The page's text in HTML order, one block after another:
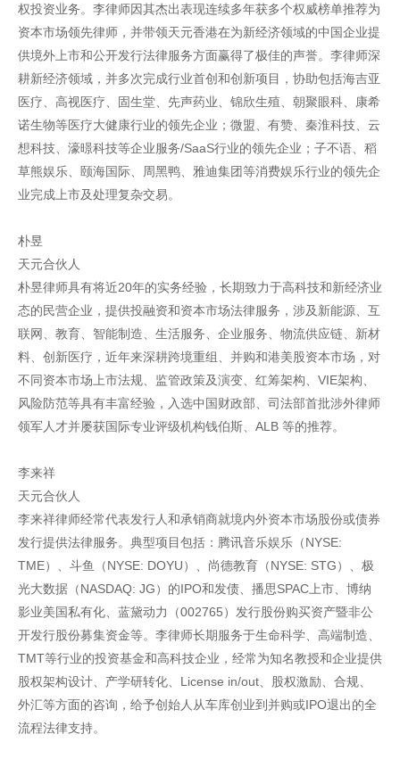
权投资业务。李律师因其杰出表现连续多年获多个权威榜单推荐为
资本市场领先律师，并带领天元香港在为新经济领域的中国企业提
供境外上市和公开发行法律服务方面赢得了极佳的声誉。李律师深
耕新经济领域，并多次完成行业首创和创新项目，协助包括海吉亚
医疗、高视医疗、固生堂、先声药业、锦欣生殖、朝聚眼科、康希
诺生物等医疗大健康行业的领先企业；微盟、有赞、秦淮科技、云
想科技、濠暻科技等企业服务/SaaS行业的领先企业；子不语、稻
草熊娱乐、颐海国际、周黑鸭、雅迪集团等消费娱乐行业的领先企
业完成上市及处理复杂交易。
朴昱
天元合伙人
朴昱律师具有将近20年的实务经验，长期致力于高科技和新经济业
态的民营企业，提供投融资和资本市场法律服务，涉及新能源、互
联网、教育、智能制造、生活服务、企业服务、物流供应链、新材
料、创新医疗，近年来深耕跨境重组、并购和港美股资本市场，对
不同资本市场上市法规、监管政策及演变、红筹架构、VIE架构、
风险防范等具有丰富经验，入选中国财政部、司法部首批涉外律师
领军人才并屡获国际专业评级机构钱伯斯、ALB 等的推荐。
李来祥
天元合伙人
李来祥律师经常代表发行人和承销商就境内外资本市场股份或债券
发行提供法律服务。典型项目包括：腾讯音乐娱乐（NYSE:
TME）、斗鱼（NYSE: DOYU）、尚德教育（NYSE: STG）、极
光大数据（NASDAQ: JG）的IPO和发债、播思SPAC上市、博纳
影业美国私有化、蓝黛动力（002765）发行股份购买资产暨非公
开发行股份募集资金等。李律师长期服务于生命科学、高端制造、
TMT等行业的投资基金和高科技企业，经常为知名教授和企业提供
股权架构设计、产学研转化、License in/out、股权激励、合规、
外汇等方面的咨询，给予创始人从车库创业到并购或IPO退出的全
流程法律支持。